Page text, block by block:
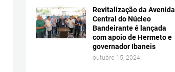
Revitalização da Avenida
Central do Núcleo
Bandeirante é lançada
com apoio de Hermeto e
governador Ibaneis
outubro 15, 2024